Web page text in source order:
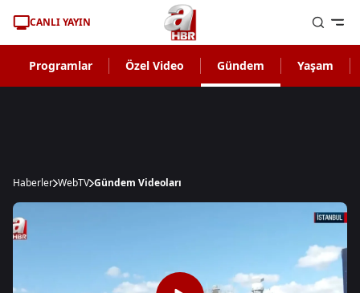
CANLI YAYIN
Programlar Özel Video Gündem Yaşam
Haberler WebTV Gündem Videoları